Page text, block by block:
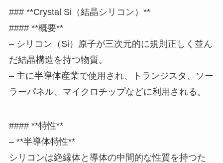
### **Crystal Si（結晶シリコン）**
#### **概要**
– シリコン（Si）原子が三次元的に規則正しく並ん
だ結晶構造を持つ物質。
– 主に半導体産業で使用され、トランジスタ、ソー
ラーパネル、マイクロチップなどに利用される。
#### **特性**
– **半導体特性**
シリコンは絶縁体と導体の中間的な性質を持つた